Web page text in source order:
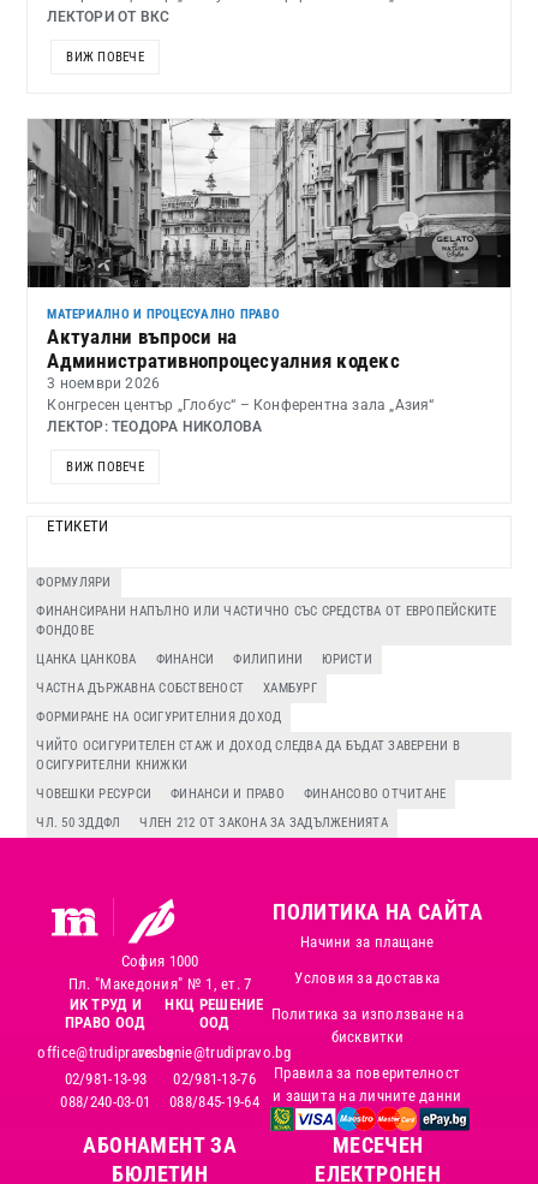
ЛЕКТОРИ ОТ ВКС
ВИЖ ПОВЕЧЕ
МАТЕРИАЛНО И ПРОЦЕСУАЛНО ПРАВО
Актуални въпроси на
Административнопроцесуалния кодекс
3 ноември 2026
Конгресен център „Глобус“ – Конферентна зала „Азия“
ЛЕКТОР: ТЕОДОРА НИКОЛОВА
ВИЖ ПОВЕЧЕ
ЕТИКЕТИ
ФОРМУЛЯРИ
ФИНАНСИРАНИ НАПЪЛНО ИЛИ ЧАСТИЧНО СЪС СРЕДСТВА ОТ ЕВРОПЕЙСКИТЕ
ФОНДОВЕ
ЦАНКА ЦАНКОВА
ФИНАНСИ ФИЛИПИНИ
ЮРИСТИ
ЧАСТНА ДЪРЖАВНА СОБСТВЕНОСТ
ХАМБУРГ
ФОРМИРАНЕ НА ОСИГУРИТЕЛНИЯ ДОХОД
ЧИЙТО ОСИГУРИТЕЛЕН СТАЖ И ДОХОД СЛЕДВА ДА БЪДАТ ЗАВЕРЕНИ В
ОСИГУРИТЕЛНИ КНИЖКИ
ЧОВЕШКИ РЕСУРСИ
ФИНАНСИ И ПРАВО
ФИНАНСОВО ОТЧИТАНЕ
ЧЛ. 50 ЗДДФЛ
ЧЛЕН 212 ОТ ЗАКОНА ЗА ЗАДЪЛЖЕНИЯТА
София 1000
Пл. "Македония" № 1, ет. 7
ИК ТРУД И
ПРАВО ООД
office@trudipravo.bg
02/981-13-93
088/240-03-01
НКЦ РЕШЕНИЕ
ООД
reshenie@trudipravo.bg
02/981-13-76
088/845-19-64
ПОЛИТИКА НА САЙТА
Начини за плащане
Условия за доставка
Политика за използване на
бисквитки
Правила за поверителност
и защита на личните данни
АБОНАМЕНТ ЗА
БЮЛЕТИН
MЕСЕЧЕН
ЕЛЕКТРОНЕН